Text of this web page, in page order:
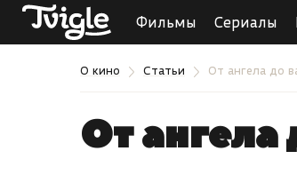
Фильмы Сериалы
О кино Статьи От ангела до
От ангела